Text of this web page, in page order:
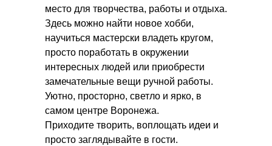
место для творчества, работы и отдыха.
Здесь можно найти новое хобби,
научиться мастерски владеть кругом,
просто поработать в окружении
интересных людей или приобрести
замечательные вещи ручной работы.
Уютно, просторно, светло и ярко, в
самом центре Воронежа.
Приходите творить, воплощать идеи и
просто заглядывайте в гости.